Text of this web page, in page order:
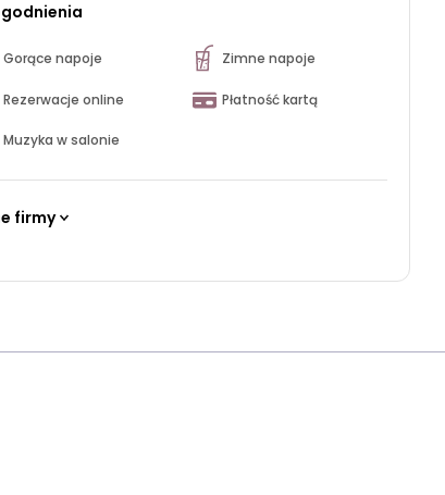
Gorące napoje Zimne napoje
Rezerwacje online Płatność kartą
Muzyka w salonie
firmy